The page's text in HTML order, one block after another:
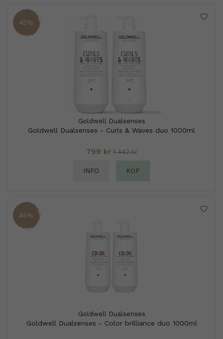
45%
Goldwell Dualsenses
Goldwell Dualsenses - Curls & Waves duo 1000ml
799 kr 1 442 kr
INFO KÖP
45%
Goldwell Dualsenses
Goldwell Dualsenses - Color brilliance duo 1000ml